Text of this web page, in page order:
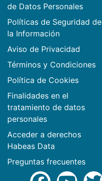
de Datos Personales
Políticas de Seguridad de
la Información
Aviso de Privacidad
Términos y Condiciones
Política de Cookies
Finalidades en el
tratamiento de datos
personales
Acceder a derechos
Habeas Data
Preguntas frecuentes